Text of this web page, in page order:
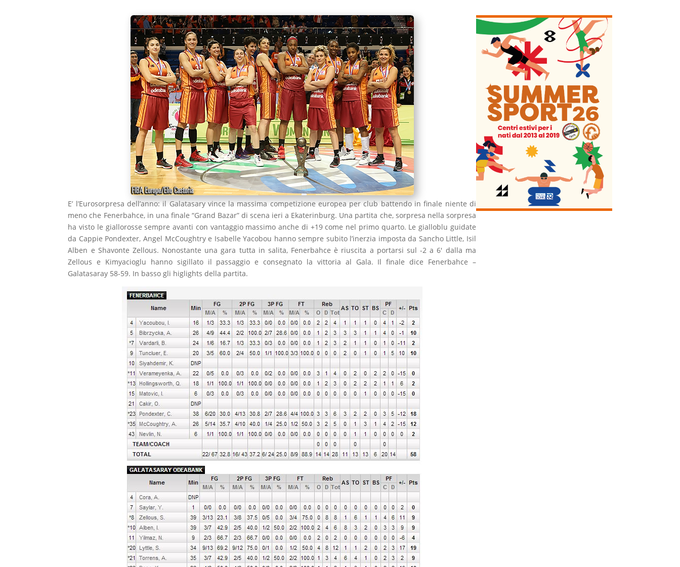
E’ l’Eurosorpresa dell’anno: il Galatasary vince la massima competizione europea per club battendo in finale niente di
meno che Fenerbahce, in una finale “Grand Bazar” di scena ieri a Ekaterinburg. Una partita che, sorpresa nella sorpresa
ha visto le giallorosse sempre avanti con vantaggio massimo anche di +19 come nel primo quarto. Le gialloblu guidate
da Cappie Pondexter, Angel McCoughtry e Isabelle Yacobou hanno sempre subito l’inerzia imposta da Sancho Little, Isil
Alben e Shavonte Zellous. Nonostante una gara tutta in salita, Fenerbahce è riuscita a portarsi sul -2 a 6′ dalla ma
Zellous e Kimyacioglu hanno sigillato il passaggio e consegnato la vittoria al Gala. Il finale dice Fenerbahce –
Galatasaray 58-59. In basso gli higlights della partita.